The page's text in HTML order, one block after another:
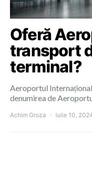
Oferă
transport
terminal?
Aeroportul
denumirea de
Achim Groza iulie 10,